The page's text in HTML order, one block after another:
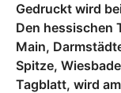
Gedruckt wird
Den hessischen
Main,
Spitze,
Tagblatt, wird